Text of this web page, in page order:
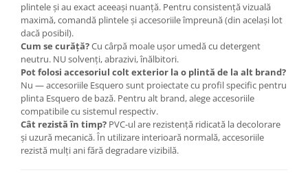
plintele și au exact aceeași nuanță. Pentru consistență vizuală
maximă, comandă plintele și accesoriile împreună (din același lot
dacă posibil).
Cum se curăță?Cu cârpă moale ușor umedă cu detergent
neutru. NU solvenți, abrazivi, înălbitori.
Pot folosi accesoriul colt exterior la o plintă de la alt brand?
Nu — accesoriile Esquero sunt proiectate cu profil specific pentru
plinta Esquero de bază. Pentru alt brand, alege accesoriile
compatibile cu sistemul respectiv.
Cât rezistă în timp? PVC-ul are rezistență ridicată la decolorare
și uzură mecanică. În utilizare interioară normală, accesoriile
rezistă mulți ani fără degradare vizibilă.